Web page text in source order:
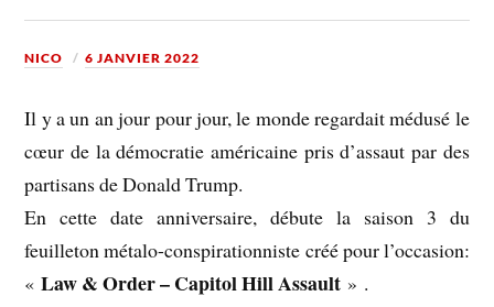
NICO 6 JANVIER 2022
Il y a un an jour pour jour, le monde regardait médusé le
cœur de la démocratie américaine pris d’assaut par des
partisans de Donald Trump.
En cette date anniversaire, débute la saison 3 du
feuilleton métalo-conspirationniste créé pour l’occasion:
«Law & Order – Capitol Hill Assault » .